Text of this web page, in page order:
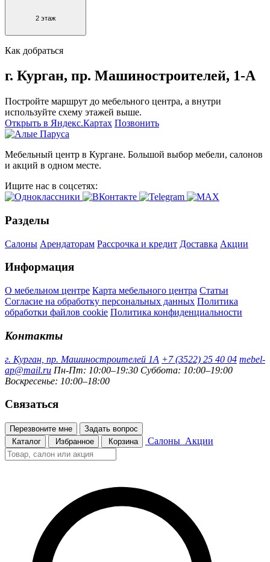
2 этаж
Как добраться
г. Курган, пр. Машиностроителей, 1-А
Постройте маршрут до мебельного центра, а внутри
используйте схему этажей выше.
Открыть в Яндекс.Картах Позвонить
Мебельный центр в Кургане. Большой выбор мебели, салонов
и акций в одном месте.
Ищите нас в соцсетях:
Разделы
Салоны Арендаторам Рассрочка и кредит Доставка Акции
Информация
О мебельном центре Карта мебельного центра Статьи
Согласие на обработку персональных данных Политика
обработки файлов cookie Политика конфиденциальности
Контакты
г. Курган, пр. Машиностроителей 1А +7 (3522) 25 40 04 mebel-
ap@mail.ru Пн-Пт: 10:00–19:30 Суббота: 10:00–19:00
Воскресенье: 10:00–18:00
Связаться
Перезвоните мне
Задать вопрос
Каталог
Избранное Корзина Салоны Акции